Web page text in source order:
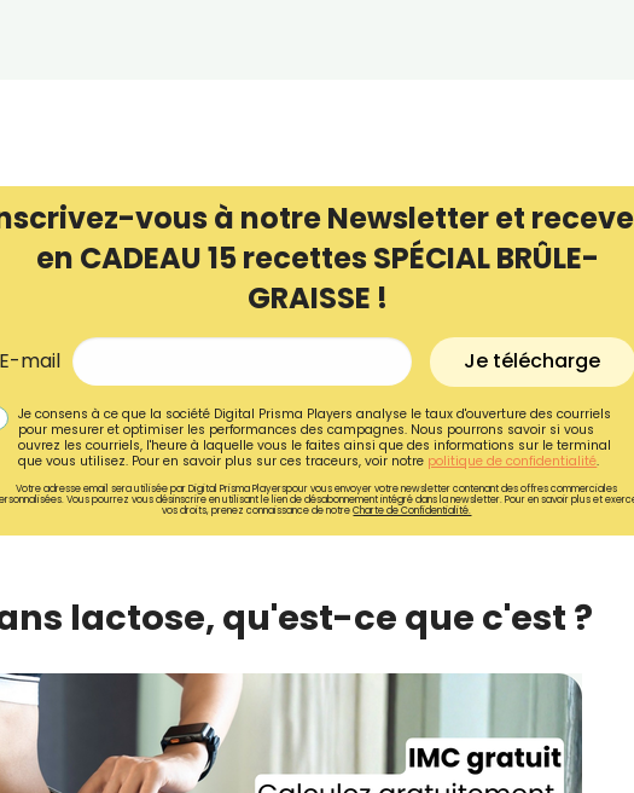
vous à notre Newsletter et
en CADEAU 15 recettes SPÉCIAL BRÛLE-
GRAISSE !
E-mail Je télécharge
Je consens à ce que la société Digital Prisma Players analyse le taux d'ouverture des courriels
pour mesurer et optimiser les performances des campagnes. Nous pourrons savoir si vous
ouvrez les courriels, l'heure à laquelle vous le faites ainsi que des informations sur le terminal
que vous utilisez. Pour en savoir plus sur ces traceurs, voir notre politique de confidentialité.
Votre adresse email sera utilisée par Digital Prisma Playerspour vous envoyer votre newsletter contenant des offres commerciales
Vous pourrez vous désinscrire en utilisant le lien de désabonnement intégré dans la newsletter. Pour en savoir plus et
vos droits, prenez connaissance de notreCharte de Confidentialité.
lactose, qu'est-ce que c'est ?
Recevez
recettes inédites de
!